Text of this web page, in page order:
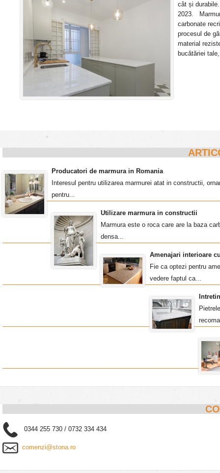
cât și
2023.
carbonate
procesul de
material
bucătăriei
Producatori de marmura in Romania
Interesul pentru utilizarea marmurei atat in constructii,
pentru...
Utilizare marmura in constructii
Marmura este o roca care are la baza
densa...
Amenajari interioare
Fie ca optezi pentru
vedere faptul ca...
0344 255 730 / 0732 334 434
comenzi@stona.ro